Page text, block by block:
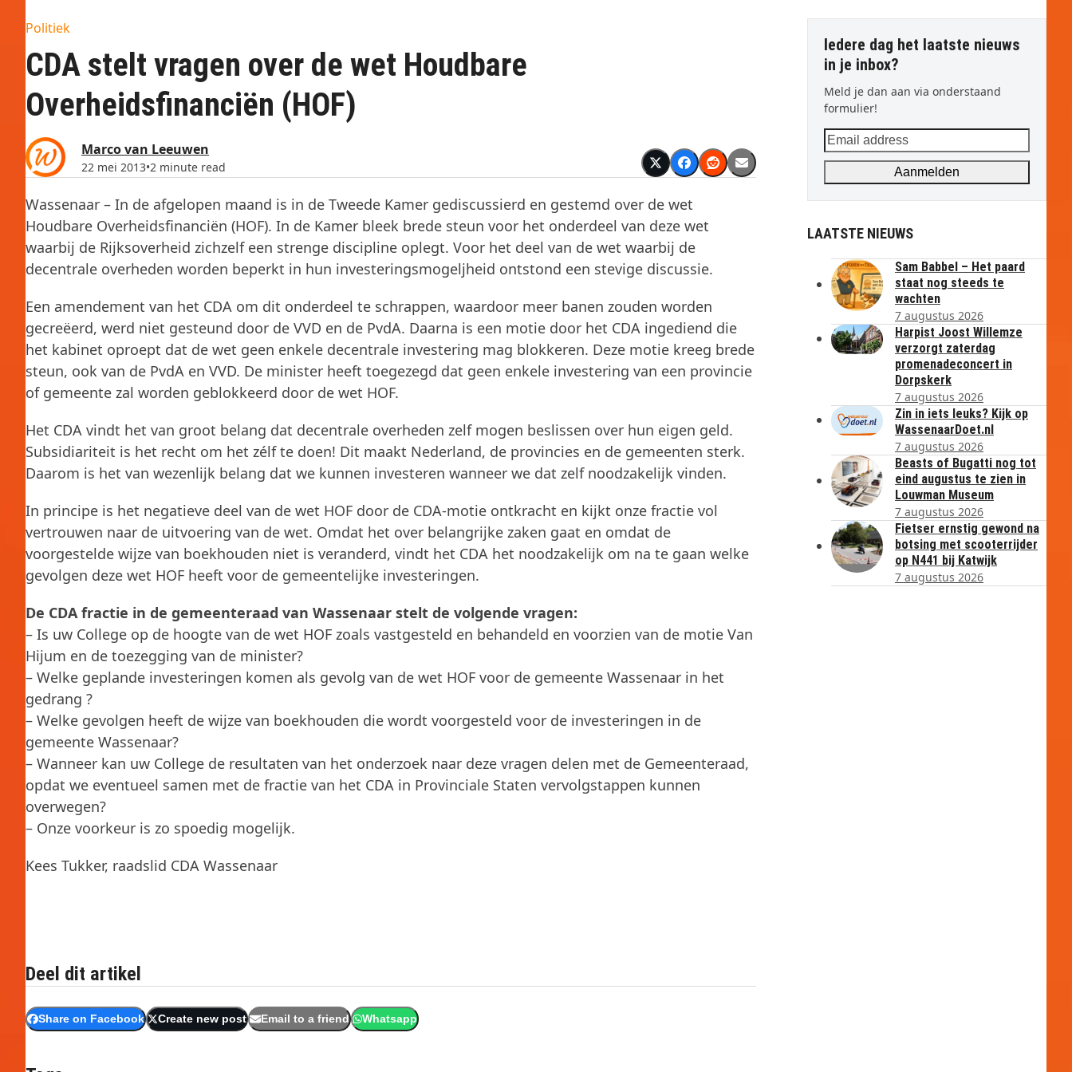
Politiek
CDA stelt vragen over de wet Houdbare
Overheidsfinanciën (HOF)
Marco van Leeuwen
22 mei 2013•2 minute read
Wassenaar – In de afgelopen maand is in de Tweede Kamer gediscussierd en gestemd over de wet
Houdbare Overheidsfinanciën (HOF). In de Kamer bleek brede steun voor het onderdeel van deze wet
waarbij de Rijksoverheid zichzelf een strenge discipline oplegt. Voor het deel van de wet waarbij de
decentrale overheden worden beperkt in hun investeringsmogeljheid ontstond een stevige discussie.
Een amendement van het CDA om dit onderdeel te schrappen, waardoor meer banen zouden worden
gecreëerd, werd niet gesteund door de VVD en de PvdA. Daarna is een motie door het CDA ingediend die
het kabinet oproept dat de wet geen enkele decentrale investering mag blokkeren. Deze motie kreeg brede
steun, ook van de PvdA en VVD. De minister heeft toegezegd dat geen enkele investering van een provincie
of gemeente zal worden geblokkeerd door de wet HOF.
Het CDA vindt het van groot belang dat decentrale overheden zelf mogen beslissen over hun eigen geld.
Subsidiariteit is het recht om het zélf te doen! Dit maakt Nederland, de provincies en de gemeenten sterk.
Daarom is het van wezenlijk belang dat we kunnen investeren wanneer we dat zelf noodzakelijk vinden.
In principe is het negatieve deel van de wet HOF door de CDA-motie ontkracht en kijkt onze fractie vol
vertrouwen naar de uitvoering van de wet. Omdat het over belangrijke zaken gaat en omdat de
voorgestelde wijze van boekhouden niet is veranderd, vindt het CDA het noodzakelijk om na te gaan welke
gevolgen deze wet HOF heeft voor de gemeentelijke investeringen.
De CDA fractie in de gemeenteraad van Wassenaar stelt de volgende vragen:
– Is uw College op de hoogte van de wet HOF zoals vastgesteld en behandeld en voorzien van de motie Van
Hijum en de toezegging van de minister?
– Welke geplande investeringen komen als gevolg van de wet HOF voor de gemeente Wassenaar in het
gedrang ?
– Welke gevolgen heeft de wijze van boekhouden die wordt voorgesteld voor de investeringen in de
gemeente Wassenaar?
– Wanneer kan uw College de resultaten van het onderzoek naar deze vragen delen met de Gemeenteraad,
opdat we eventueel samen met de fractie van het CDA in Provinciale Staten vervolgstappen kunnen
overwegen?
– Onze voorkeur is zo spoedig mogelijk.
Kees Tukker, raadslid CDA Wassenaar
Deel dit artikel
Share on Facebook Create new post Email to a friend Whatsapp
Iedere dag het laatste nieuws
in je inbox?
Meld je dan aan via onderstaand
formulier!
Email
address
Aanmelden
LAATSTE NIEUWS
Sam Babbel – Het paard
staat nog steeds te
wachten
7 augustus 2026
Harpist Joost Willemze
verzorgt zaterdag
promenadeconcert in
Dorpskerk
7 augustus 2026
Zin in iets leuks? Kijk op
WassenaarDoet.nl
7 augustus 2026
Beasts of Bugatti nog tot
eind augustus te zien in
Louwman Museum
7 augustus 2026
Fietser ernstig gewond na
botsing met scooterrijder
op N441 bij Katwijk
7 augustus 2026